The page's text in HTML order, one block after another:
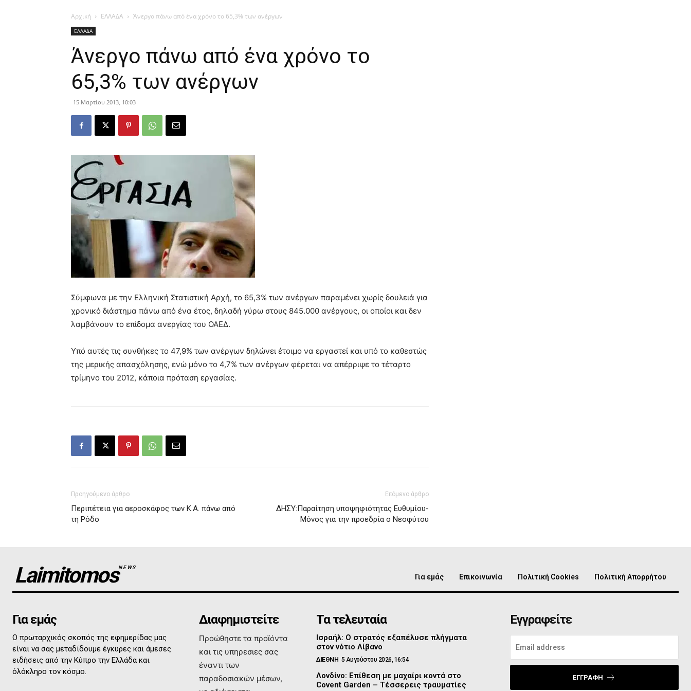
Αρχική ΕΛΛΑΔΑ Άνεργο πάνω από ένα χρόνο το 65,3% των ανέργων
ΕΛΛΑΔΑ
Άνεργο πάνω από ένα χρόνο το
65,3% των ανέργων
15 Μαρτίου 2013, 10:03
Σύμφωνα με την Ελληνική Στατιστική Αρχή, το 65,3% των ανέργων παραμένει χωρίς δουλειά για
χρονικό διάστημα πάνω από ένα έτος, δηλαδή γύρω στους 845.000 ανέργους, οι οποίοι και δεν
λαμβάνουν το επίδομα ανεργίας του ΟΑΕΔ.
Υπό αυτές τις συνθήκες το 47,9% των ανέργων δηλώνει έτοιμο να εργαστεί και υπό το καθεστώς
της μερικής απασχόλησης, ενώ μόνο το 4,7% των ανέργων φέρεται να απέρριψε το τέταρτο
τρίμηνο του 2012, κάποια πρόταση εργασίας.
Προηγούμενο άρθρο
Περιπέτεια για αεροσκάφος των Κ.Α. πάνω από
τη Ρόδο
Επόμενο άρθρο
ΔΗΣΥ:Παραίτηση υποψηφιότητας Ευθυμίου-
Μόνος για την προεδρία ο Νεοφύτου
LaimitomosNEWS
Για εμάς Επικοινωνία Πολιτική Cookies Πολιτική Απορρήτου
Για εμάς
Ο πρωταρχικός σκοπός της εφημερίδας μας
είναι να σας μεταδίδουμε έγκυρες και άμεσες
ειδήσεις από την Κύπρο την Ελλάδα και
όλόκληρο τον κόσμο.
Διαφημιστείτε
Προώθηστε τα προϊόντα
και τις υπηρεσιες σας
έναντι των
παραδοσιακών μέσων,
Τα τελευταία
Ισραήλ: Ο στρατός εξαπέλυσε πλήγματα
στον νότιο Λίβανο
ΔΙΕΘΝΗ 5 Αυγούστου 2026, 16:54
Λονδίνο: Επίθεση με μαχαίρι κοντά στο
Covent Garden – Τέσσερεις τραυματίες
Εγγραφείτε
ΕΓΓΡΑΦΉ